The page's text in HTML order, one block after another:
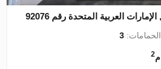
الحمامات:3
2